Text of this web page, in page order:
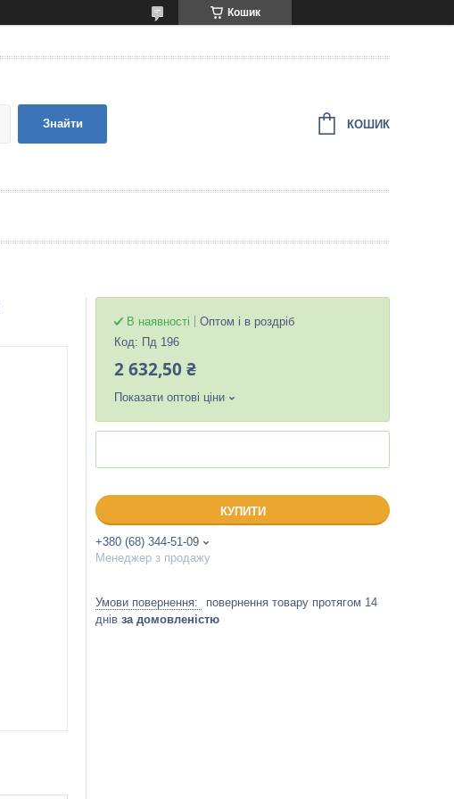
Кошик
Знайти КОШИК
В наявності
Оптом і в роздріб
Код: Пд 196
2 632,50 ₴
Показати оптові ціни
КУПИТИ
+380 (68) 344-51-09
Менеджер з продажу
повернення товару протягом 14
днів за домовленістю